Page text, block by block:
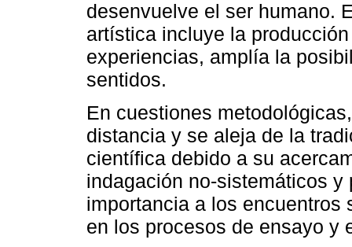
desenvuelve el ser humano.
artística incluye la
experiencias, amplía la
sentidos.
En cuestiones
distancia y se aleja de la
científica debido a su
indagación no-sistemáticos
importancia a los encuentros
en los procesos de ensayo y